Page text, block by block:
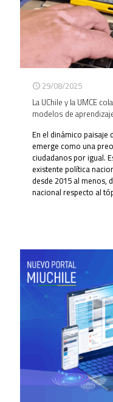
29/08/2025
La UChile y la UMCE
modelos de
En el dinámico paisaje
emerge como una
ciudadanos por igual.
existente política
desde 2015 al menos,
nacional respecto al